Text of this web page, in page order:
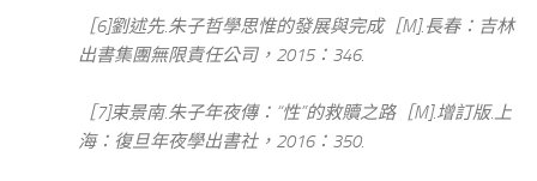
［6]劉述先.朱子哲學思惟的發展與完成［M].長春：吉林
出書集團無限責任公司，2015：346.
［7]束景南.朱子年夜傳：“性”的救贖之路［M].增訂版.上
海：復旦年夜學出書社，2016：350.